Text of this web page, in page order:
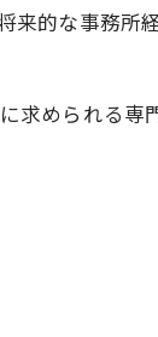
来的な事務所
求められる専